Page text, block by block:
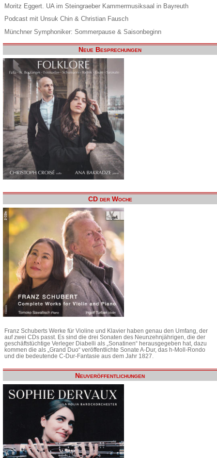
Moritz Eggert. UA im Steingraeber Kammermusiksaal in Bayreuth
Podcast mit Unsuk Chin & Christian Fausch
Münchner Symphoniker: Sommerpause & Saisonbeginn
Neue Besprechungen
CD der Woche
Franz Schuberts Werke für Violine und Klavier haben genau den Umfang, der
auf zwei CDs passt. Es sind die drei Sonaten des Neunzehnjährigen, die der
geschäftstüchtige Verleger Diabelli als „Sonatinen“ herausgegeben hat, dazu
kommen die als „Grand Duo“ veröffentlichte Sonate A-Dur, das h-Moll-Rondo
und die bedeutende C-Dur-Fantasie aus dem Jahr 1827.
Neuveröffentlichungen